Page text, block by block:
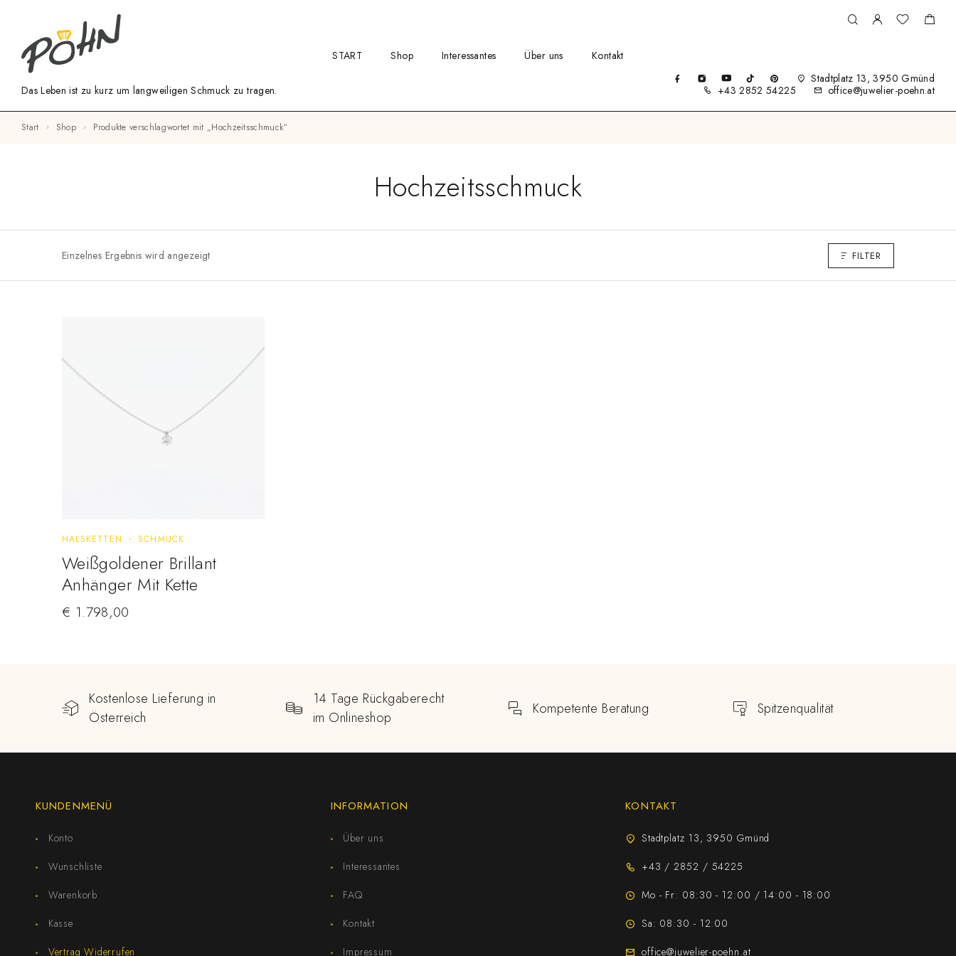
Das Leben ist zu kurz um langweiligen Schmuck zu tragen.
START Shop Interessantes Über uns
Kontakt
Stadtplatz 13, 3950 Gmünd
+43 2852 54225
office@juwelier-poehn.at
Start Shop Produkte verschlagwortet mit „Hochzeitsschmuck“
Hochzeitsschmuck
Einzelnes Ergebnis wird angezeigt FILTER
HALSKETTEN SCHMUCK
Weißgoldener Brillant
Anhänger Mit Kette
€ 1.798,00
Kostenlose Lieferung in
Österreich
14 Tage Rückgaberecht
im Onlineshop
Kompetente Beratung Spitzenqualität
KUNDENMENÜ
Konto
Wunschliste
Warenkorb
Kasse
Vertrag Widerrufen
INFORMATION
Über uns
Interessantes
FAQ
Kontakt
Impressum
KONTAKT
Stadtplatz 13, 3950 Gmünd
+43 / 2852 / 54225
Mo - Fr: 08:30 - 12:00 / 14:00 - 18:00
Sa: 08:30 - 12:00
office@juwelier-poehn.at